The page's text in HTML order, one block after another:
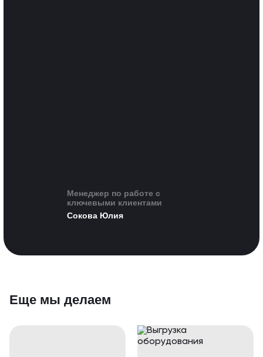
Менеджер по работе с
ключевыми клиентами
Сокова Юлия
Еще мы делаем